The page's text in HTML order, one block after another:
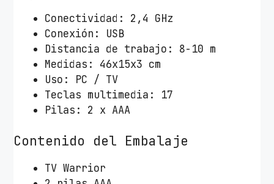
Conectividad: 2,4 GHz
Conexión: USB
Distancia de trabajo: 8-10 m
Medidas: 46x15x3 cm
Uso: PC / TV
Teclas multimedia: 17
Pilas: 2 x AAA
Contenido del Embalaje
TV Warrior